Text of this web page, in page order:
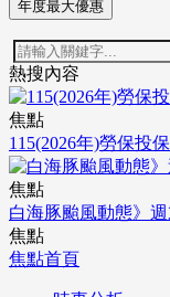
年度最大優惠
熱搜內容
焦點
115(2026年)勞保投
焦點
白海豚颱風動態》
焦點
焦點首頁